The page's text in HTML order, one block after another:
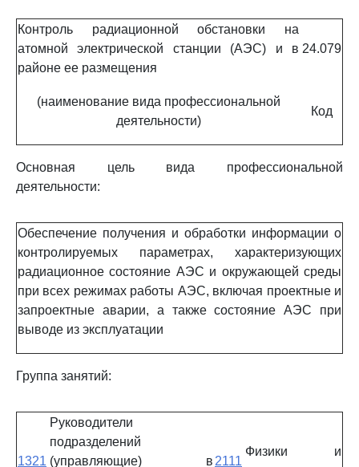
Контроль радиационной обстановки на
атомной электрической станции (АЭС) и в
районе ее размещения
24.079
(наименование вида профессиональной
деятельности)
Код
Основная цель вида профессиональной
деятельности:
Обеспечение получения и обработки информации о
контролируемых параметрах, характеризующих
радиационное состояние АЭС и окружающей среды
при всех режимах работы АЭС, включая проектные и
запроектные аварии, а также состояние АЭС при
выводе из эксплуатации
Группа занятий:
1321
Руководители
подразделений
(управляющие) в 2111
Физики и